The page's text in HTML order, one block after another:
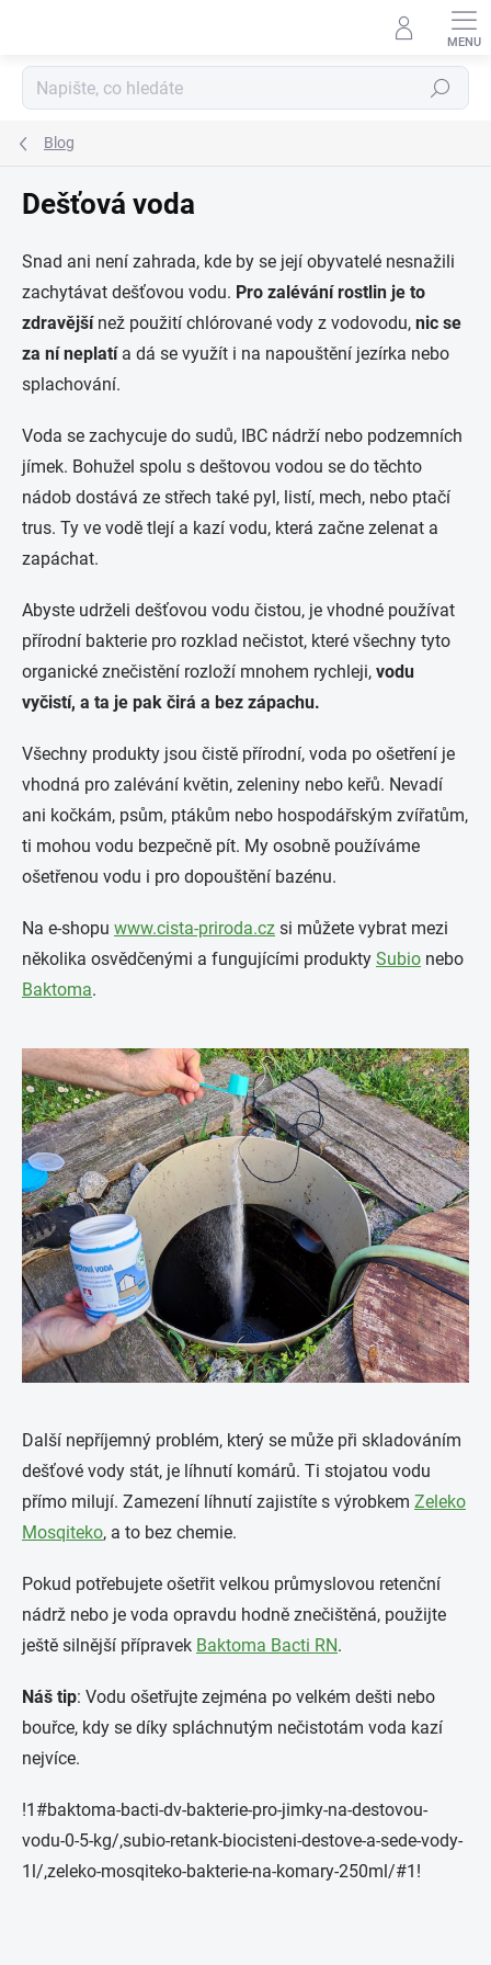
Hledat
Blog
Dešťová voda
Snad ani není zahrada, kde by se její obyvatelé nesnažili
zachytávat dešťovou vodu. Pro zalévání rostlin je to
zdravějšínež použití chlórované vody z vodovodu, nic se
za ní neplatía dá se využít i na napouštění jezírka nebo
splachování.
Voda se zachycuje do sudů, IBC nádrží nebo podzemních
jímek. Bohužel spolu s deštovou vodou se do těchto
nádob dostává ze střech také pyl, listí, mech, nebo ptačí
trus. Ty ve vodě tlejí a kazí vodu, která začne zelenat a
zapáchat.
Abyste udrželi dešťovou vodu čistou, je vhodné používat
přírodní bakterie pro rozklad nečistot, které všechny tyto
organické znečistění rozloží mnohem rychleji, vodu
vyčistí, a ta je pak čirá a bez zápachu.
Všechny produkty jsou čistě přírodní, voda po ošetření je
vhodná pro zalévání květin, zeleniny nebo keřů. Nevadí
ani kočkám, psům, ptákům nebo hospodářským zvířatům,
ti mohou vodu bezpečně pít. My osobně používáme
ošetřenou vodu i pro dopouštění bazénu.
Na e-shopu www.cista-priroda.cz si můžete vybrat mezi
několika osvědčenými a fungujícími produkty Subio nebo
Baktoma.
Další nepříjemný problém, který se může při skladováním
dešťové vody stát, je líhnutí komárů. Ti stojatou vodu
přímo milují. Zamezení líhnutí zajistíte s výrobkem Zeleko
Mosqiteko, a to bez chemie.
Pokud potřebujete ošetřit velkou průmyslovou retenční
nádrž nebo je voda opravdu hodně znečištěná, použijte
ještě silnější přípravek Baktoma Bacti RN.
Náš tip: Vodu ošetřujte zejména po velkém dešti nebo
bouřce, kdy se díky spláchnutým nečistotám voda kazí
nejvíce.
!1#baktoma-bacti-dv-bakterie-pro-jimky-na-destovou-
vodu-0-5-kg/,subio-retank-biocisteni-destove-a-sede-vody-
1l/,zeleko-mosqiteko-bakterie-na-komary-250ml/#1!